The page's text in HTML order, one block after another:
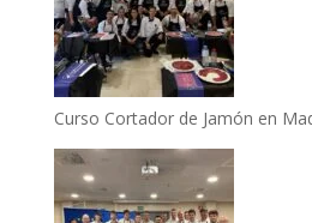
Curso Cortador de Jamón en